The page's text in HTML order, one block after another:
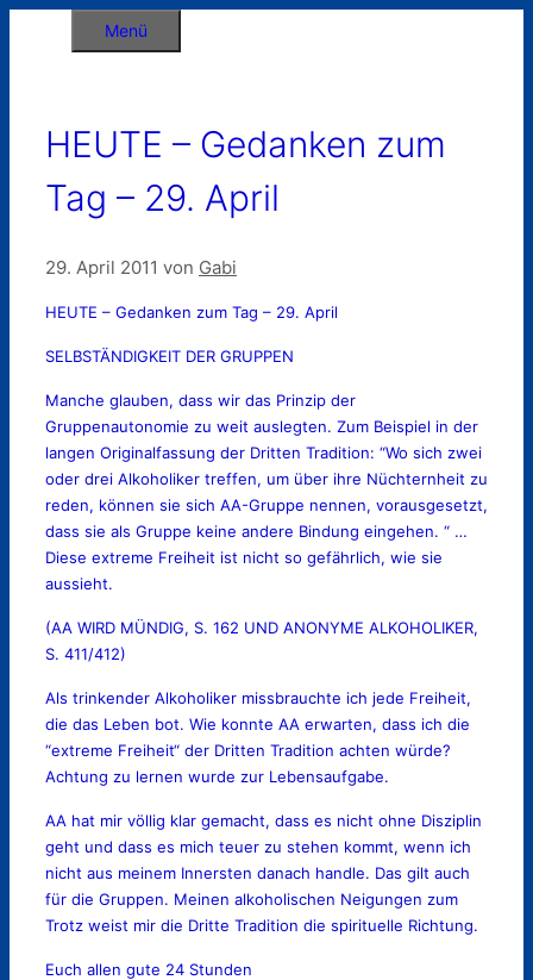
Menü
HEUTE – Gedanken zum
Tag – 29. April
29. April 2011 von Gabi
HEUTE – Gedanken zum Tag – 29. April
SELBSTÄNDIGKEIT DER GRUPPEN
Manche glauben, dass wir das Prinzip der
Gruppenautonomie zu weit auslegten. Zum Beispiel in der
langen Originalfassung der Dritten Tradition: “Wo sich zwei
oder drei Alkoholiker treffen, um über ihre Nüchternheit zu
reden, können sie sich AA-Gruppe nennen, vorausgesetzt,
dass sie als Gruppe keine andere Bindung eingehen. “ …
Diese extreme Freiheit ist nicht so gefährlich, wie sie
aussieht.
(AA WIRD MÜNDIG, S. 162 UND ANONYME ALKOHOLIKER,
S. 411/412)
Als trinkender Alkoholiker missbrauchte ich jede Freiheit,
die das Leben bot. Wie konnte AA erwarten, dass ich die
“extreme Freiheit“ der Dritten Tradition achten würde?
Achtung zu lernen wurde zur Lebensaufgabe.
AA hat mir völlig klar gemacht, dass es nicht ohne Disziplin
geht und dass es mich teuer zu stehen kommt, wenn ich
nicht aus meinem Innersten danach handle. Das gilt auch
für die Gruppen. Meinen alkoholischen Neigungen zum
Trotz weist mir die Dritte Tradition die spirituelle Richtung.
Euch allen gute 24 Stunden